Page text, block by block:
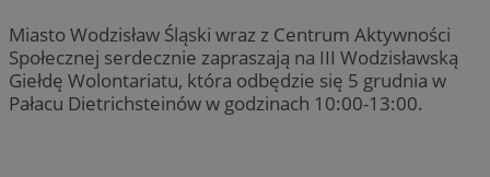
Miasto Wodzisław Śląski wraz z Centrum Aktywności
Społecznej serdecznie zapraszają na III Wodzisławską
Giełdę Wolontariatu, która odbędzie się 5 grudnia w
Pałacu Dietrichsteinów w godzinach 10:00-13:00.